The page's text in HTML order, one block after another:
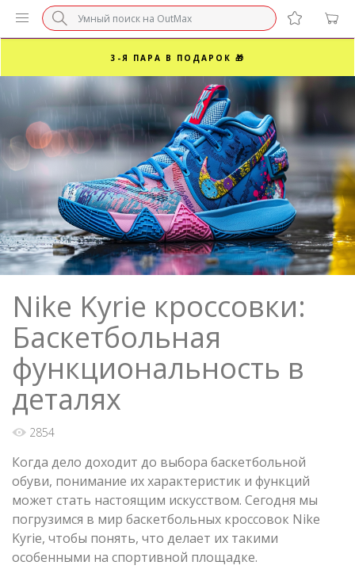
БЕЗ НАЦЕНКИ МАРКЕТПЛЕЙСОВ ⚡ ВАШ РАЗМЕР
3-Я ПАРА В ПОДАРОК 🎁
ПОСЛЕДНИЕ РАЗМЕРЫ ОТ 1500₽⚡️
СУПЕРАКЦИЯ 🔥 2-Я ПАРА -50%
Nike Kyrie кроссовки:
Баскетбольная
функциональность в
деталях
2854
Когда дело доходит до выбора баскетбольной
обуви, понимание их характеристик и функций
может стать настоящим искусством. Сегодня мы
погрузимся в мир баскетбольных кроссовок Nike
Kyrie, чтобы понять, что делает их такими
особенными на спортивной площадке.